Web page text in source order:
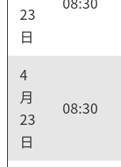
23
日
4
月
23
日
08:30